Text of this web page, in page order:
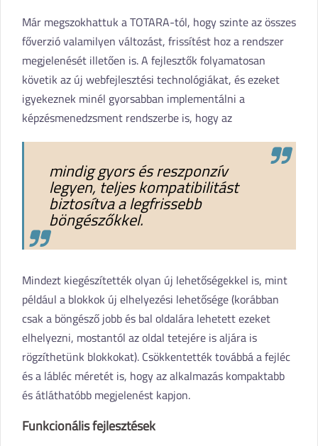
Már megszokhattuk a TOTARA-tól, hogy szinte az összes
főverzió valamilyen változást, frissítést hoz a rendszer
megjelenését illetően is. A fejlesztők folyamatosan
követik az új webfejlesztési technológiákat, és ezeket
igyekeznek minél gyorsabban implementálni a
képzésmenedzsment rendszerbe is, hogy az
mindig gyors és reszponzív
legyen, teljes kompatibilitást
biztosítva a legfrissebb
böngészőkkel.
Mindezt kiegészítették olyan új lehetőségekkel is, mint
például a blokkok új elhelyezési lehetősége (korábban
csak a böngésző jobb és bal oldalára lehetett ezeket
elhelyezni, mostantól az oldal tetejére is aljára is
rögzíthetünk blokkokat). Csökkentették továbbá a fejléc
és a lábléc méretét is, hogy az alkalmazás kompaktabb
és átláthatóbb megjelenést kapjon.
Funkcionális fejlesztések